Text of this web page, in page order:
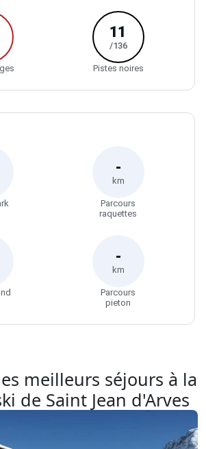
11
/136
Pistes noires
-
km
Parcours
raquettes
-
km
Parcours
pieton
meilleurs séjours à la
de Saint Jean d'Arves